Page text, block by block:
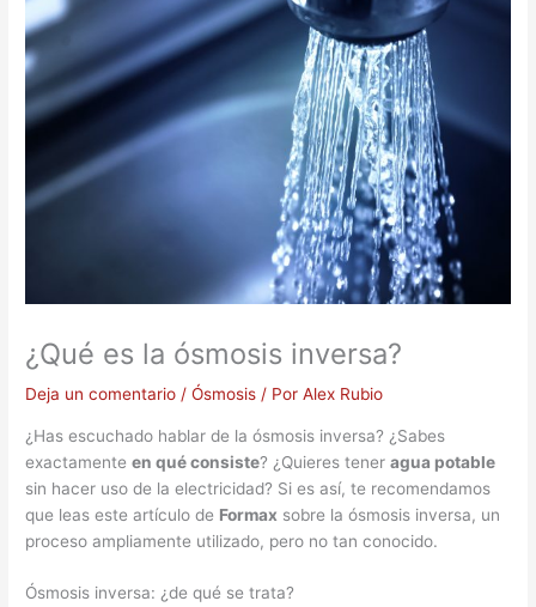
¿Qué es la ósmosis inversa?
Deja un comentario /Ósmosis / PorAlex Rubio
¿Has escuchado hablar de la ósmosis inversa? ¿Sabes
exactamenteen qué consiste? ¿Quieres teneragua potable
sin hacer uso de la electricidad? Si es así, te recomendamos
que leas este artículo de Formax sobre la ósmosis inversa, un
proceso ampliamente utilizado, pero no tan conocido.
Ósmosis inversa: ¿de qué se trata?